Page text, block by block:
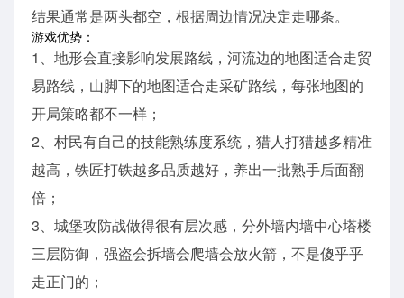
结果通常是两头都空，根据周边情况决定走哪条。
游戏优势：
1、地形会直接影响发展路线，河流边的地图适合走贸
易路线，山脚下的地图适合走采矿路线，每张地图的
开局策略都不一样；
2、村民有自己的技能熟练度系统，猎人打猎越多精准
越高，铁匠打铁越多品质越好，养出一批熟手后面翻
倍；
3、城堡攻防战做得很有层次感，分外墙内墙中心塔楼
三层防御，强盗会拆墙会爬墙会放火箭，不是傻乎乎
走正门的；